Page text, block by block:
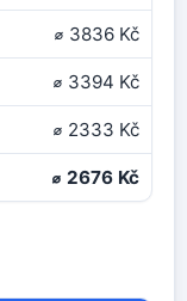
⌀ 3836 Kč
⌀ 3394 Kč
⌀ 2333 Kč
⌀ 2676 Kč